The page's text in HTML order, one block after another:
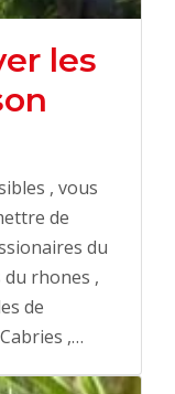
les
, vous
de
du
du rhones ,
de
,…